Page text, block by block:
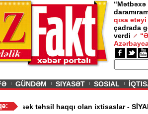
“Mətbəxə
qısa
çadrada
verdi
GÜNDƏM SIYASƏT SOSIAL
ən yüksək təhsil haqqı olan